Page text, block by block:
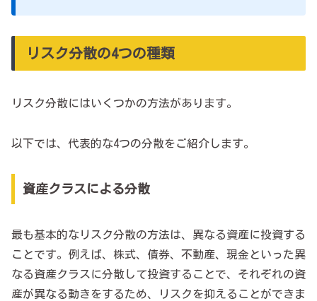
リスク分散の4つの種類
リスク分散にはいくつかの方法があります。
以下では、代表的な4つの分散をご紹介します。
資産クラスによる分散
最も基本的なリスク分散の方法は、異なる資産に投資する
ことです。例えば、株式、債券、不動産、現金といった異
なる資産クラスに分散して投資することで、それぞれの資
産が異なる動きをするため、リスクを抑えることができま